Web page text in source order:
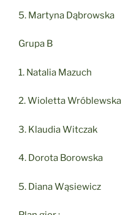
5. Martyna Dąbrowska
Grupa B
1. Natalia Mazuch
2. Wioletta Wróblewska
3. Klaudia Witczak
4. Dorota Borowska
5. Diana Wąsiewicz